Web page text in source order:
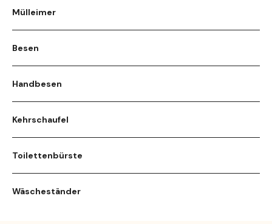
Mülleimer
Besen
Handbesen
Kehrschaufel
Toilettenbürste
Wäscheständer